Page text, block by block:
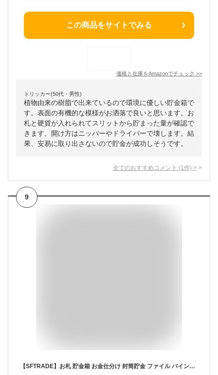
この商品をサイトでみる
価格と在庫をAmazonでチェック >>
トリッカー(50代・男性)
植物由来の樹脂で出来ているので環境に優しい貯金箱で
す。表面の有機的な模様がお洒落で良いと思います。お
札と硬貨が入れられてスリットから貯まった量が確認で
きます。開け方はニッパーやドライバーで壊します。結
果、安易に取り出さないので貯金が成功しそうです。
全てのおすすめコメント (1 件) >
9
【SFTRADE】お札 貯金箱 お金仕分け 封筒貯金 ファイル バインダー お札 コンビネーションロッ 取扱説明書付き 貯金計画 災害グッズ （内側のページ 50 ページ、現金100枚を積み重ねることができます） (ピンク)